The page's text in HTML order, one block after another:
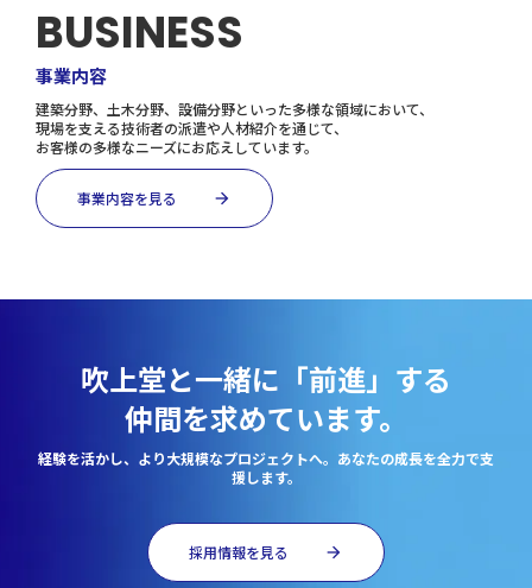
BUSINESS
事業内容
建築分野、土木分野、設備分野といった多様な領域において、
現場を支える技術者の派遣や人材紹介を通じて、
お客様の多様なニーズにお応えしています。
事業内容を見る arrow_forward
吹上堂と一緒に「前進」する
仲間を求めています。
経験を活かし、より大規模なプロジェクトへ。あなたの成長を全力で支
援します。
採用情報を見る arrow_forward